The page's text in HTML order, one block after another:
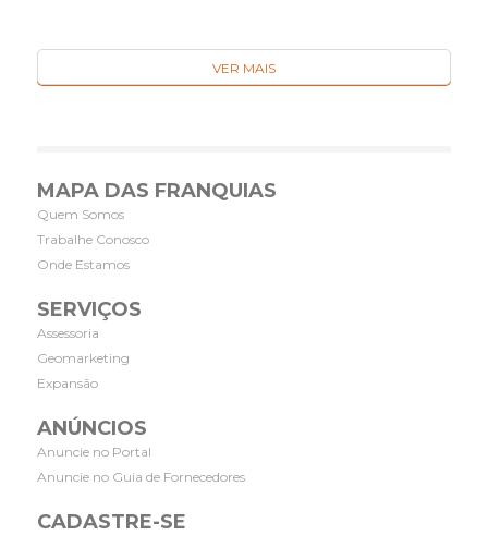
VER MAIS
MAPA DAS FRANQUIAS
Quem Somos
Trabalhe Conosco
Onde Estamos
SERVIÇOS
Assessoria
Geomarketing
Expansão
ANÚNCIOS
Anuncie no Portal
Anuncie no Guia de Fornecedores
CADASTRE-SE